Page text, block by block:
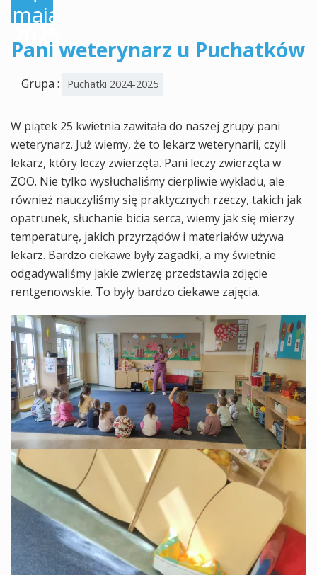
maja,
2025
Pani weterynarz u Puchatków
Grupa : Puchatki 2024-2025
W piątek 25 kwietnia zawitała do naszej grupy pani
weterynarz. Już wiemy, że to lekarz weterynarii, czyli
lekarz, który leczy zwierzęta. Pani leczy zwierzęta w
ZOO. Nie tylko wysłuchaliśmy cierpliwie wykładu, ale
również nauczyliśmy się praktycznych rzeczy, takich jak
opatrunek, słuchanie bicia serca, wiemy jak się mierzy
temperaturę, jakich przyrządów i materiałów używa
lekarz. Bardzo ciekawe były zagadki, a my świetnie
odgadywaliśmy jakie zwierzę przedstawia zdjęcie
rentgenowskie. To były bardzo ciekawe zajęcia.